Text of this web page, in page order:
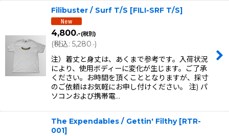
Filibuster / Surf T/S [FILI-SRF T/S]
4,800.-(税別)
(税込: 5,280.-)
注）着丈と身丈は、あくまで参考です。入荷状況
により、使用ボディーに変化が生じます。ご了承
ください。お時間を頂くこととなりますが、採寸
のご依頼はお気軽にお申し付けください。 注) パ
ソコンおよび携帯電…
The Expendables / Gettin' Filthy [RTR-
001]